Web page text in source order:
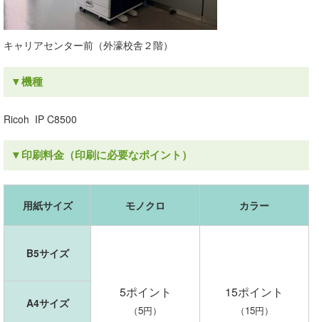
キャリアセンター前（外濠校舎２階）
▼機種
Ricoh IP C8500
▼印刷料金（印刷に必要なポイント）
用紙サイズ モノクロ カラー
B5サイズ
5ポイント
（5円）
15ポイント
（15円）
A4サイズ